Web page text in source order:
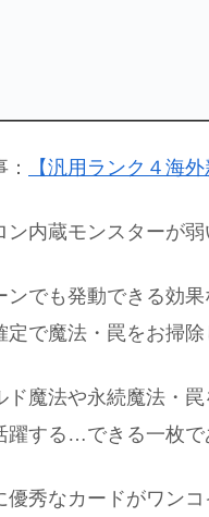
【汎用ランク４海
ン内蔵モンスターが弱
ンでも発動できる効
定で魔法・罠をお掃
ド魔法や永続魔法・
躍する…できる一枚で
優秀なカードがワン